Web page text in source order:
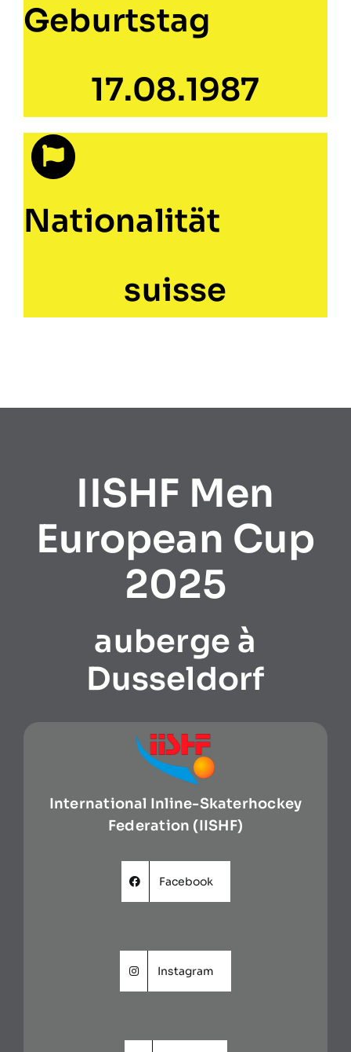
Geburtstag
17.08.1987
Nationalität
suisse
IISHF Men
European Cup
2025
auberge à
Dusseldorf
International Inline-Skaterhockey
Federation (IISHF)
Facebook
Instagram